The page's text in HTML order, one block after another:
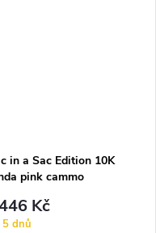
in a Sac Edition 10K
pink cammo
Kč
dnů